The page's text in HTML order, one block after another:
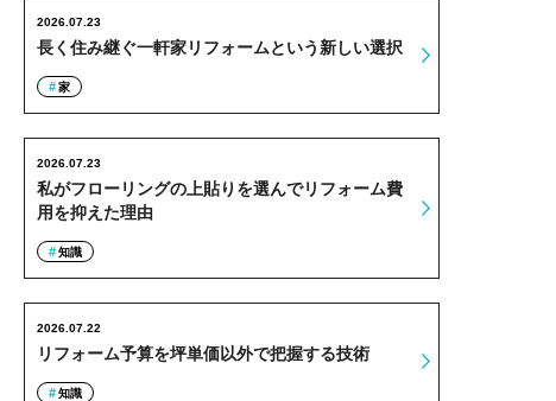
長く住み継ぐ一軒家リフォームという新しい選択
2026.07.23
家
私がフローリングの上貼りを選んでリフォーム費
用を抑えた理由
2026.07.23
知識
リフォーム予算を坪単価以外で把握する技術
2026.07.22
知識